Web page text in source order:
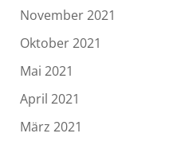
November 2021
Oktober 2021
Mai 2021
April 2021
März 2021